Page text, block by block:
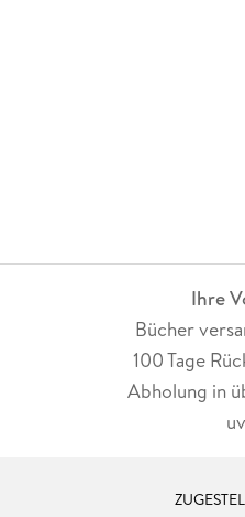
Ihre
Bücher
100 Tage
Abholung in